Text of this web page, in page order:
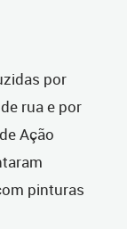
por
rua e por
Ação
pinturas